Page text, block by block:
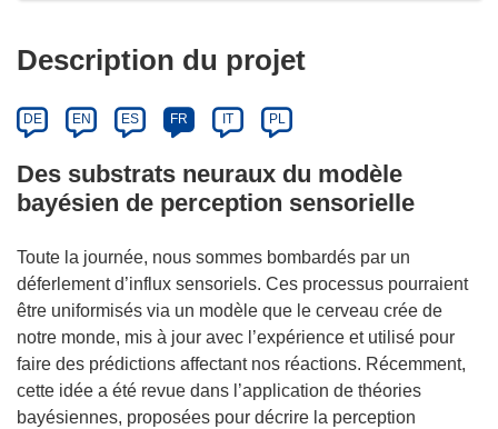
Description du projet
DE EN ES FR IT PL
Des substrats neuraux du modèle
bayésien de perception sensorielle
Toute la journée, nous sommes bombardés par un
déferlement d’influx sensoriels. Ces processus pourraient
être uniformisés via un modèle que le cerveau crée de
notre monde, mis à jour avec l’expérience et utilisé pour
faire des prédictions affectant nos réactions. Récemment,
cette idée a été revue dans l’application de théories
bayésiennes, proposées pour décrire la perception